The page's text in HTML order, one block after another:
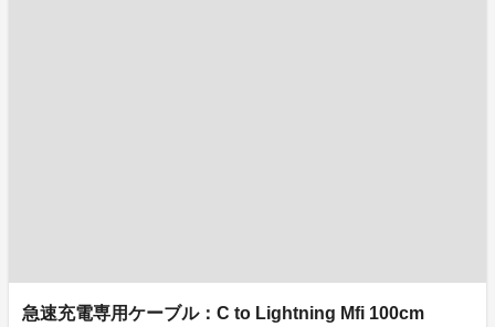
急速充電専用ケーブル：C to Lightning Mfi 100cm